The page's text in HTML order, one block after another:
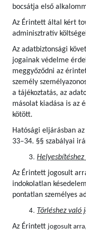
bocsátja első
Az Érintett által kért
adminisztratív
Az adatbiztonsági
jogainak védelme
meggyőződni az
személy
a tájékoztatás, az
másolat kiadása is az
kötött.
Hatósági eljárásban
33–34. §§ szabályai
Az Érintett jogosult
indokolatlan
pontatlan személyes
Törléshez való
Az Érintett jogosult